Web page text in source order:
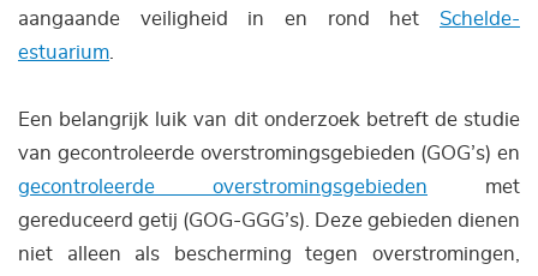
aangaande veiligheid in en rond het Schelde-
estuarium
Een belangrijk luik van dit onderzoek betreft de studie
van gecontroleerde overstromingsgebieden (GOG’s) en
gecontroleerde overstromingsgebieden met
gereduceerd getij (GOG-GGG’s). Deze gebieden dienen
niet alleen als bescherming tegen overstromingen,